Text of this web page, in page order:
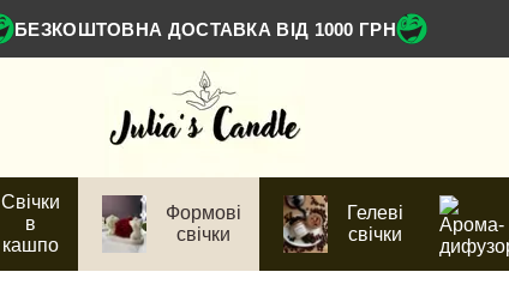
БЕЗКОШТОВНА ДОСТАВКА ВІД 1000 ГРН
Свічки
в
кашпо
Формові
свічки
Гелеві
свічки